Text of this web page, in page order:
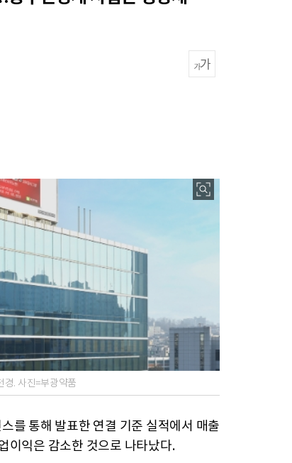
경. 사진=부광약품
를 통해 발표한 연결 기준 실적에서 매출
이익은 감소한 것으로 나타났다.